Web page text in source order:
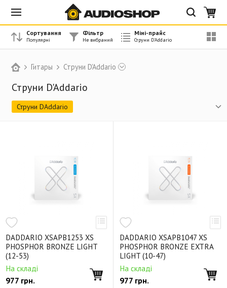
Гитары Струни D'Addario
Струни D'Addario
Струни DAddario
DADDARIO XSAPB1253 XS
PHOSPHOR BRONZE LIGHT
(12-53)
На складі
977 грн.
DADDARIO XSAPB1047 XS
PHOSPHOR BRONZE EXTRA
LIGHT (10-47)
На складі
977 грн.
Сортування Фільтр Міні-прайс